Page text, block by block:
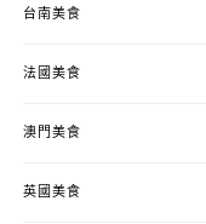
台南美食
法國美食
澳門美食
英國美食